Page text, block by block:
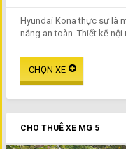
Hyundai Kona thực sự là
năng an toàn. Thiết kế nội
CHO THUÊ XE MG 5